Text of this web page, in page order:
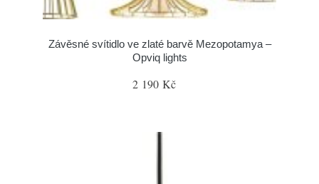
Závěsné svítidlo ve zlaté barvě Mezopotamya –
Opviq lights
2 190 Kč